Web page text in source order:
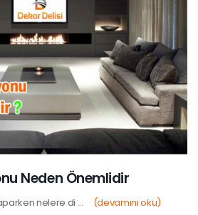
Neden Önemlidir
nelere di ... (devamını oku)